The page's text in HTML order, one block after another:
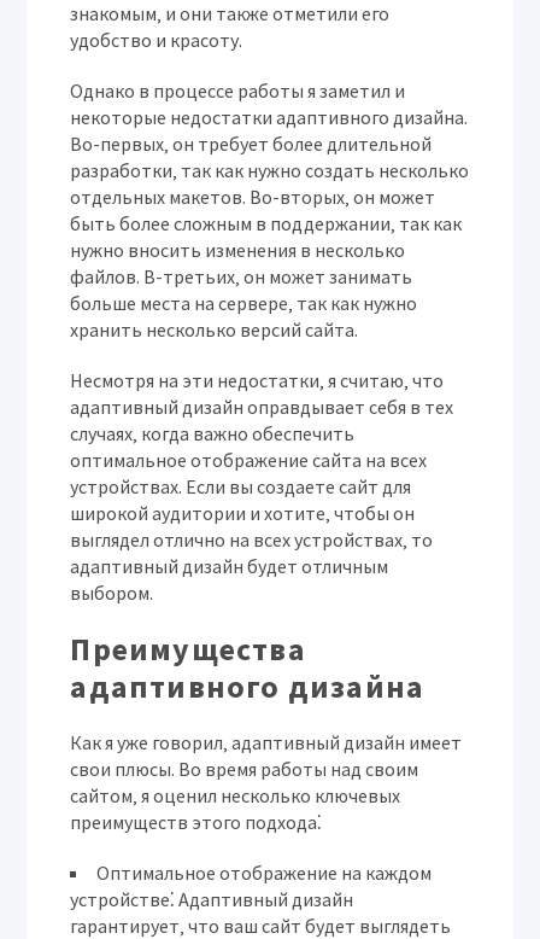
знакомым‚ и они также отметили его
удобство и красоту.
Однако в процессе работы я заметил и
некоторые недостатки адаптивного дизайна.
Во-первых‚ он требует более длительной
разработки‚ так как нужно создать несколько
отдельных макетов. Во-вторых‚ он может
быть более сложным в поддержании‚ так как
нужно вносить изменения в несколько
файлов. В-третьих‚ он может занимать
больше места на сервере‚ так как нужно
хранить несколько версий сайта.
Несмотря на эти недостатки‚ я считаю‚ что
адаптивный дизайн оправдывает себя в тех
случаях‚ когда важно обеспечить
оптимальное отображение сайта на всех
устройствах. Если вы создаете сайт для
широкой аудитории и хотите‚ чтобы он
выглядел отлично на всех устройствах‚ то
адаптивный дизайн будет отличным
выбором.
Преимущества
адаптивного дизайна
Как я уже говорил‚ адаптивный дизайн имеет
свои плюсы. Во время работы над своим
сайтом‚ я оценил несколько ключевых
преимуществ этого подхода⁚
Оптимальное отображение на каждом
устройстве⁚ Адаптивный дизайн
гарантирует‚ что ваш сайт будет выглядеть